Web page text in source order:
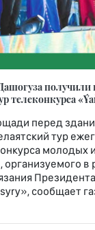
получили
телеконкурса
перед
тур
молодых
организуемого в
сообщает